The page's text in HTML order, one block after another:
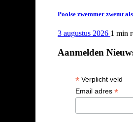
Poolse zwemmer zwemt
3 augustus 2026 1 min
Aanmelden
* Verplicht veld
Email adres *